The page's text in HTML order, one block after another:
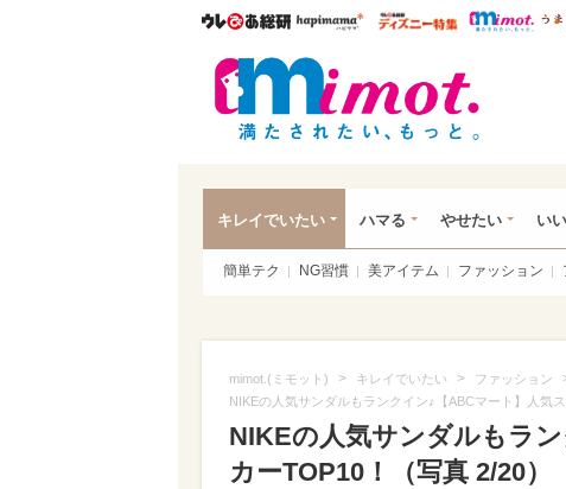
ウレぴあ総研ハピママ* ウレぴあ総
キレイでいたい ハマる やせたい い
簡単テク NG習慣 美アイテム ファッション
mimot.(ミモット) > キレイでいたい > ファッション
NIKEの人気サンダルもランクイン♪【ABCマート】人気
NIKEの人気サンダルもラ
カーTOP10！（写真 2/20）